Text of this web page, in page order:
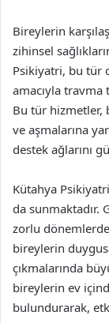
Bireylerin
zihinsel
Psikiyatri, bu tür
amacıyla travma
Bu tür hizmetler,
ve aşmalarına
destek ağlarını
Kütahya
da sunmaktadır.
zorlu
bireylerin
çıkmalarında
bireylerin ev
bulundurarak,